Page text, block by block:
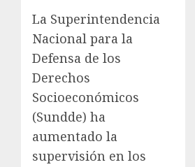
La Superintendencia
Nacional para la
Defensa de los
Derechos
Socioeconómicos
(Sundde) ha
aumentado la
supervisión en los